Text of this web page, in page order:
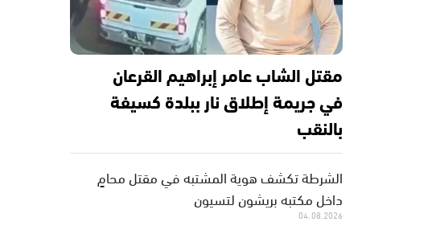
مقتل الشاب عامر إبراهيم القرعان
في جريمة إطلاق نار ببلدة كسيفة
بالنقب
الشرطة تكشف هوية المشتبه في مقتل محامٍ
داخل مكتبه بريشون لتسيون
04.08.2026